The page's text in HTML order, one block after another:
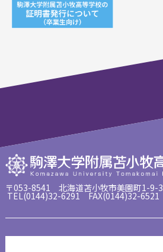
〒053-8541 北海道苫小牧市美園町1-9-3
TEL(0144)32-6291 FAX(0144)32-6521